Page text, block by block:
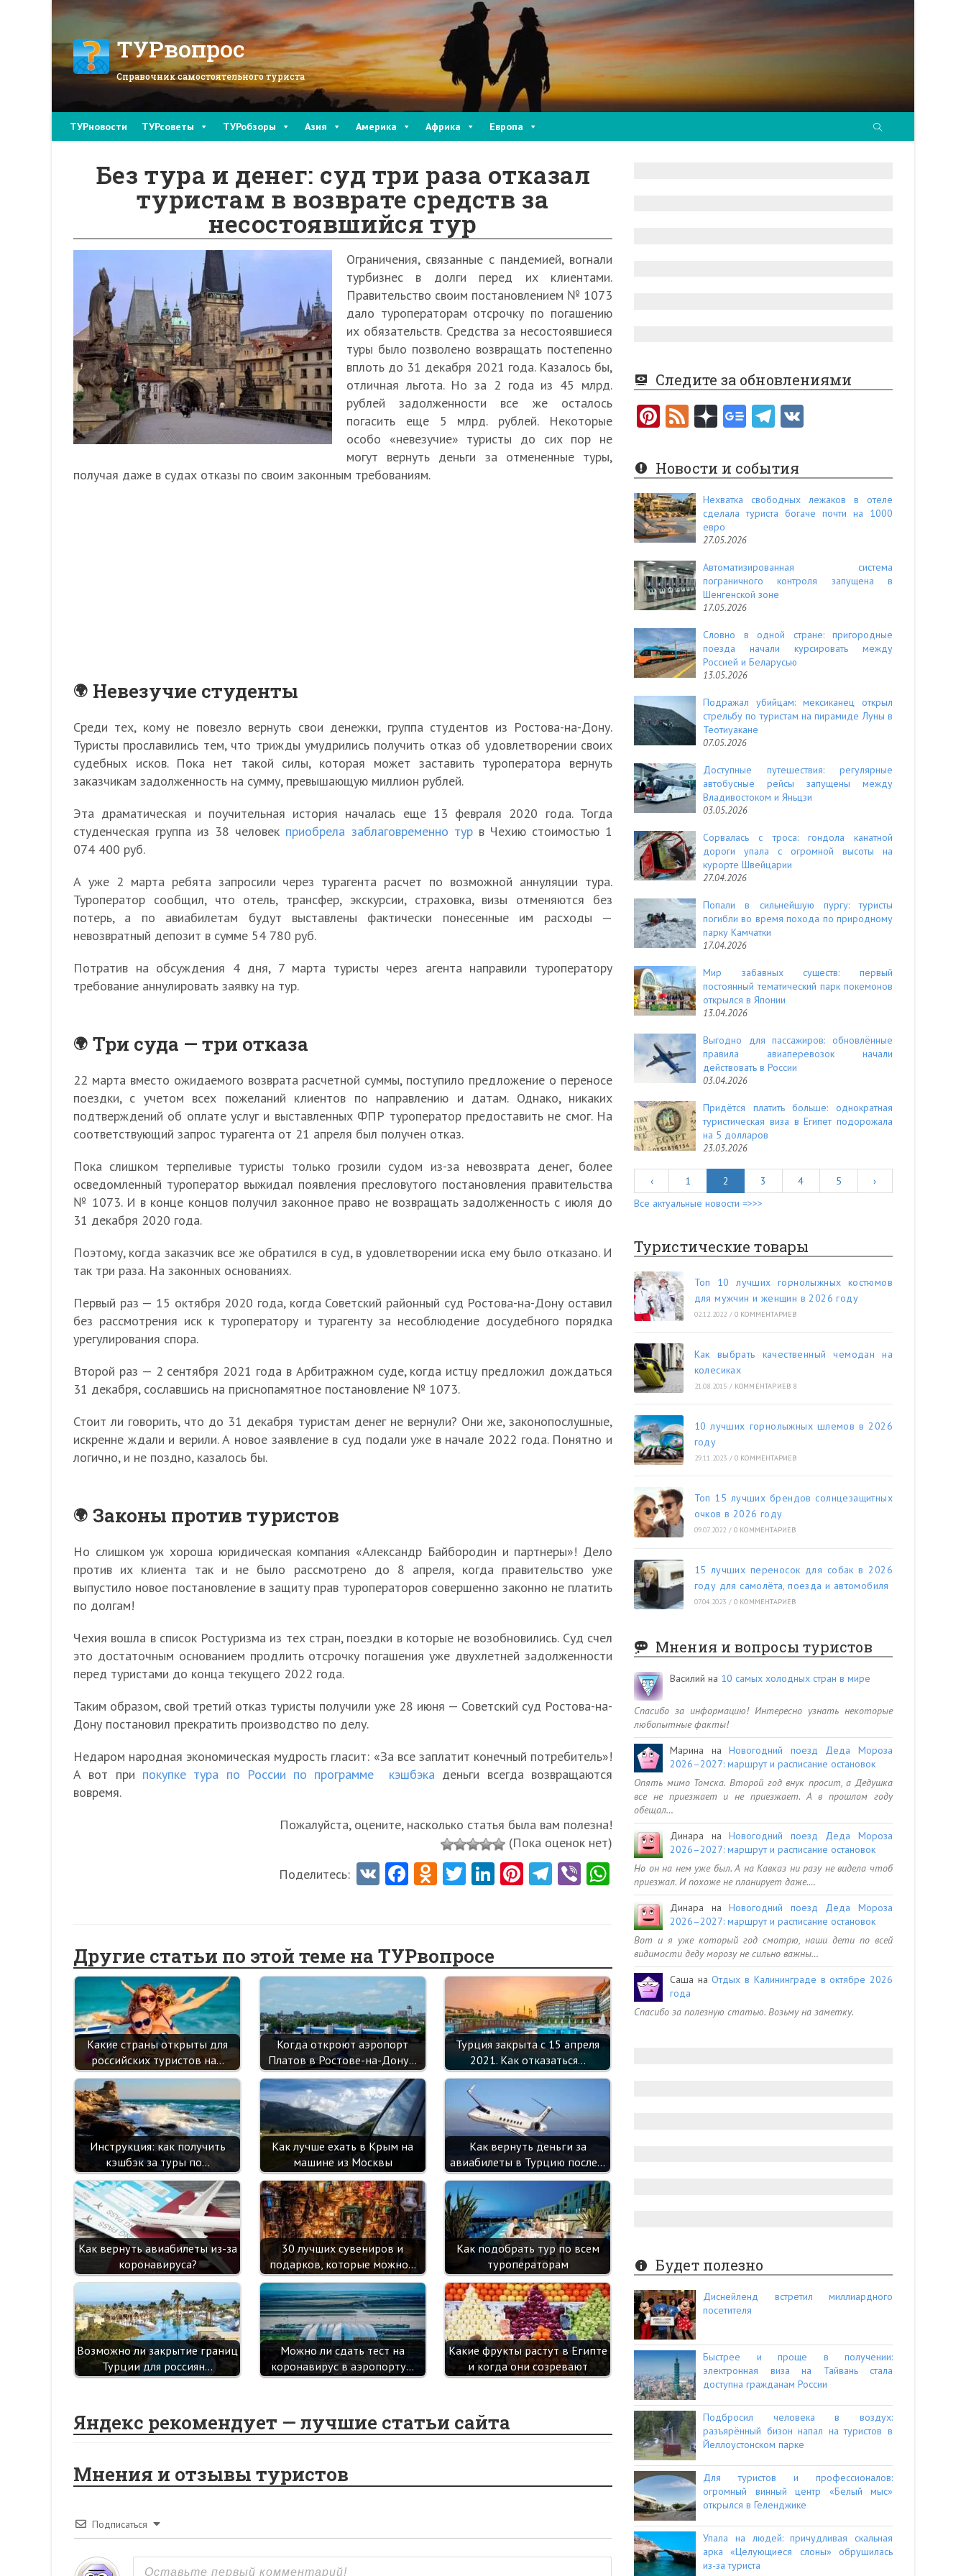
ТУРвопрос
Справочник самостоятельного туриста
ТУРновости ТУРсоветы ТУРобзоры Азия Америка Африка Европа
Без тура и денег: суд три раза отказал
туристам в возврате средств за
несостоявшийся тур
Ограничения, связанные с пандемией, вогнали
турбизнес в долги перед их клиентами.
Правительство своим постановлением № 1073
дало туроператорам отсрочку по погашению
их обязательств. Средства за несостоявшиеся
туры было позволено возвращать постепенно
вплоть до 31 декабря 2021 года. Казалось бы,
отличная льгота. Но за 2 года из 45 млрд.
рублей задолженности все же осталось
погасить еще 5 млрд. рублей. Некоторые
особо «невезучие» туристы до сих пор не
могут вернуть деньги за отмененные туры,
получая даже в судах отказы по своим законным требованиям.
Невезучие студенты
Среди тех, кому не повезло вернуть свои денежки, группа студентов из Ростова-на-Дону.
Туристы прославились тем, что трижды умудрились получить отказ об удовлетворении своих
судебных исков. Пока нет такой силы, которая может заставить туроператора вернуть
заказчикам задолженность на сумму, превышающую миллион рублей.
Эта драматическая и поучительная история началась еще 13 февраля 2020 года. Тогда
студенческая группа из 38 человек приобрела заблаговременно турв Чехию стоимостью 1
074 400 руб.
А уже 2 марта ребята запросили через турагента расчет по возможной аннуляции тура.
Туроператор сообщил, что отель, трансфер, экскурсии, страховка, визы отменяются без
потерь, а по авиабилетам будут выставлены фактически понесенные им расходы —
невозвратный депозит в сумме 54 780 руб.
Потратив на обсуждения 4 дня, 7 марта туристы через агента направили туроператору
требование аннулировать заявку на тур.
Три суда — три отказа
22 марта вместо ожидаемого возврата расчетной суммы, поступило предложение о переносе
поездки, с учетом всех пожеланий клиентов по направлению и датам. Однако, никаких
подтверждений об оплате услуг и выставленных ФПР туроператор предоставить не смог. На
соответствующий запрос турагента от 21 апреля был получен отказ.
Пока слишком терпеливые туристы только грозили судом из-за невозврата денег, более
осведомленный туроператор выжидал появления пресловутого постановления правительства
№ 1073. И в конце концов получил законное право не возвращать задолженность с июля до
31 декабря 2020 года.
Поэтому, когда заказчик все же обратился в суд, в удовлетворении иска ему было отказано. И
так три раза. На законных основаниях.
Первый раз — 15 октября 2020 года, когда Советский районный суд Ростова-на-Дону оставил
без рассмотрения иск к туроператору и турагенту за несоблюдение досудебного порядка
урегулирования спора.
Второй раз — 2 сентября 2021 года в Арбитражном суде, когда истцу предложил дождаться
31 декабря, сославшись на приснопамятное постановление № 1073.
Стоит ли говорить, что до 31 декабря туристам денег не вернули? Они же, законопослушные,
искренне ждали и верили. А новое заявление в суд подали уже в начале 2022 года. Понятно и
логично, и не поздно, казалось бы.
Законы против туристов
Но слишком уж хороша юридическая компания «Александр Байбородин и партнеры»! Дело
против их клиента так и не было рассмотрено до 8 апреля, когда правительство уже
выпустило новое постановление в защиту прав туроператоров совершенно законно не платить
по долгам!
Чехия вошла в список Ростуризма из тех стран, поездки в которые не возобновились. Суд счел
это достаточным основанием продлить отсрочку погашения уже двухлетней задолженности
перед туристами до конца текущего 2022 года.
Таким образом, свой третий отказ туристы получили уже 28 июня — Советский суд Ростова-на-
Дону постановил прекратить производство по делу.
Недаром народная экономическая мудрость гласит: «За все заплатит конечный потребитель»!
А вот при покупке тура по России по программе кэшбэка деньги всегда возвращаются
вовремя.
Пожалуйста, оцените, насколько статья была вам полезна!
(Пока оценок нет)
Поделитесь:
VFa
o
k
O
kl
as
sn
ik
i
T Li
n
Pi
t
Te
m
Vi
Другие статьи по этой теме на ТУРвопросе
Какие страны открыты для
российских туристов на…
Когда откроют аэропорт
Платов в Ростове-на-Дону…
Турция закрыта с 15 апреля
2021. Как отказаться…
Инструкция: как получить
кэшбэк за туры по…
Как лучше ехать в Крым на
машине из Москвы
Как вернуть деньги за
авиабилеты в Турцию после…
Как вернуть авиабилеты из-за
коронавируса?
30 лучших сувениров и
подарков, которые можно…
Как подобрать тур по всем
туроператорам
Возможно ли закрытие границ
Турции для россиян…
Можно ли сдать тест на
коронавирус в аэропорту…
Какие фрукты растут в Египте
и когда они созревают
Яндекс рекомендует — лучшие статьи сайта
Мнения и отзывы туристов
Подписаться
Следите за обновлениями
Pi
er
es
t
F
e
d
Новости и события
Нехватка свободных лежаков в отеле
сделала туриста богаче почти на 1000
евро
27.05.2026
Автоматизированная система
пограничного контроля запущена в
Шенгенской зоне
17.05.2026
Словно в одной стране: пригородные
поезда начали курсировать между
Россией и Беларусью
13.05.2026
Подражал убийцам: мексиканец открыл
стрельбу по туристам на пирамиде Луны в
Теотиуакане
07.05.2026
Доступные путешествия: регулярные
автобусные рейсы запущены между
Владивостоком и Яньцзи
03.05.2026
Сорвалась с троса: гондола канатной
дороги упала с огромной высоты на
курорте Швейцарии
27.04.2026
Попали в сильнейшую пургу: туристы
погибли во время похода по природному
парку Камчатки
17.04.2026
Мир забавных существ: первый
постоянный тематический парк покемонов
открылся в Японии
13.04.2026
Выгодно для пассажиров: обновлённые
правила авиаперевозок начали
действовать в России
03.04.2026
Придётся платить больше: однократная
туристическая виза в Египет подорожала
на 5 долларов
23.03.2026
‹ 1 2 3 4 5
›
Все актуальные новости =>>>
Туристические товары
Топ 10 лучших горнолыжных костюмов
для мужчин и женщин в 2026 году
02.12.2022 / 0 КОММЕНТАРИЕВ
Как выбрать качественный чемодан на
колесиках
21.08.2015 / КОММЕНТАРИЕВ 8
10 лучших горнолыжных шлемов в 2026
году
29.11.2023 / 0 КОММЕНТАРИЕВ
Топ 15 лучших брендов солнцезащитных
очков в 2026 году
09.07.2022 / 0 КОММЕНТАРИЕВ
15 лучших переносок для собак в 2026
году для самолёта, поезда и автомобиля
07.04.2023 / 0 КОММЕНТАРИЕВ
Мнения и вопросы туристов
Василий на 10 самых холодных стран в мире
Спасибо за информацию! Интересно узнать некоторые
любопытные факты!
Марина наНовогодний поезд Деда Мороза
2026–2027: маршрут и расписание остановок
Опять мимо Томска. Второй год внук просит, а Дедушка
все не приезжает и не приезжает. А в прошлом году
обещал…
Динара наНовогодний поезд Деда Мороза
2026–2027: маршрут и расписание остановок
Но он на нем уже был. А на Кавказ ни разу не видела чтоб
приезжал. И похоже не планирует даже.…
Динара наНовогодний поезд Деда Мороза
2026–2027: маршрут и расписание остановок
Вот и я уже который год смотрю, наши дети по всей
видимости деду морозу не сильно важны…
Саша наОтдых в Калининграде в октябре 2026
года
Спасибо за полезную статью. Возьму на заметку.
Будет полезно
Диснейленд встретил миллиардного
посетителя
Быстрее и проще в получении:
электронная виза на Тайвань стала
доступна гражданам России
Подбросил человека в воздух:
разъярённый бизон напал на туристов в
Йеллоустонском парке
Для туристов и профессионалов:
огромный винный центр «Белый мыс»
открылся в Геленджике
Упала на людей: причудливая скальная
арка «Целующиеся слоны» обрушилась
из-за туриста